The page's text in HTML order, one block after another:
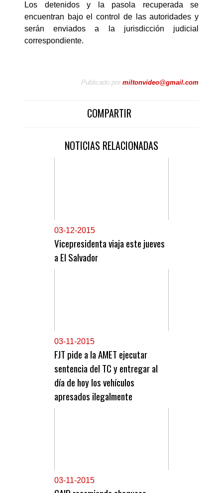
Los detenidos y la pasola recuperada se
encuentran bajo el control de las autoridades y
serán enviados a la jurisdicción judicial
correspondiente.
Publicado por miltonvideo@gmail.com
COMPARTIR
NOTICIAS RELACIONADAS
03-12-2015
Vicepresidenta viaja este jueves
a El Salvador
03-11-2015
FJT pide a la AMET ejecutar
sentencia del TC y entregar al
día de hoy los vehículos
apresados ilegalmente
03-11-2015